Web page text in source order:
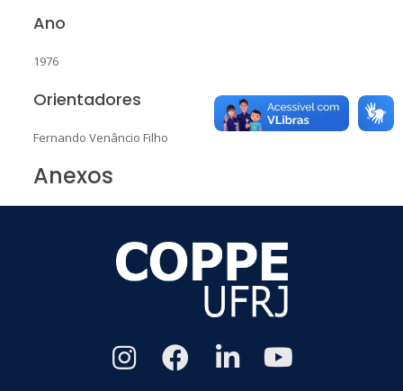
Ano
1976
Orientadores
Fernando Venâncio Filho
Anexos